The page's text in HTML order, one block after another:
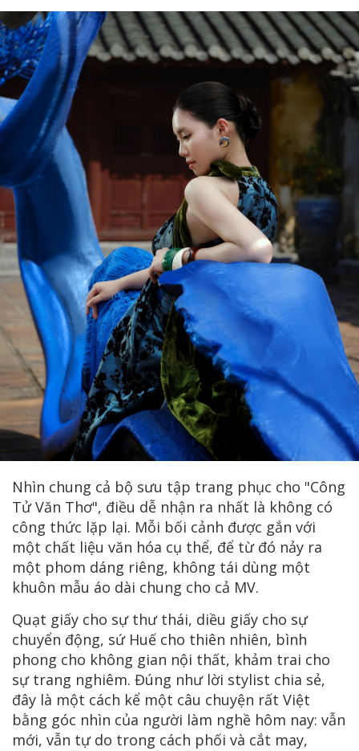
Nhìn chung cả bộ sưu tập trang phục cho "Công
Tử Văn Thơ", điều dễ nhận ra nhất là không có
công thức lặp lại. Mỗi bối cảnh được gắn với
một chất liệu văn hóa cụ thể, để từ đó nảy ra
một phom dáng riêng, không tái dùng một
khuôn mẫu áo dài chung cho cả MV.
Quạt giấy cho sự thư thái, diều giấy cho sự
chuyển động, sứ Huế cho thiên nhiên, bình
phong cho không gian nội thất, khảm trai cho
sự trang nghiêm. Đúng như lời stylist chia sẻ,
đây là một cách kể một câu chuyện rất Việt
bằng góc nhìn của người làm nghề hôm nay: vẫn
mới, vẫn tự do trong cách phối và cắt may,